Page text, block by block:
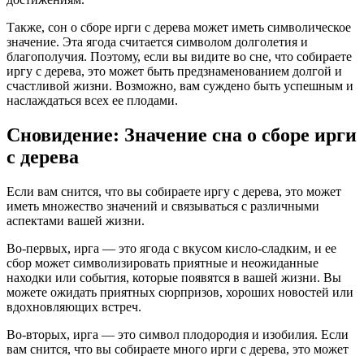
Также, сон о сборе ирги с дерева может иметь символическое
значение. Эта ягода считается символом долголетия и
благополучия. Поэтому, если вы видите во сне, что собираете
иргу с дерева, это может быть предзнаменованием долгой и
счастливой жизни. Возможно, вам суждено быть успешным и
наслаждаться всех ее плодами.
Сновидение: Значение сна о сборе ирги
с дерева
Если вам снится, что вы собираете иргу с дерева, это может
иметь множество значений и связываться с различными
аспектами вашей жизни.
Во-первых, ирга — это ягода с вкусом кисло-сладким, и ее
сбор может символизировать приятные и неожиданные
находки или события, которые появятся в вашей жизни. Вы
можете ожидать приятных сюрпризов, хороших новостей или
вдохновляющих встреч.
Во-вторых, ирга — это символ плодородия и изобилия. Если
вам снится, что вы собираете много ирги с дерева, это может